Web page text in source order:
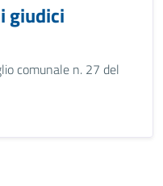
giudici
comunale n. 27 del